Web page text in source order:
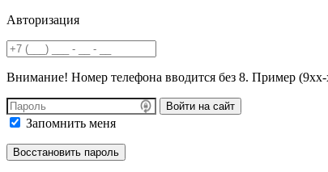
Авторизация
Внимание! Номер телефона вводится без 8. Пример
Войти на сайт
Запомнить меня